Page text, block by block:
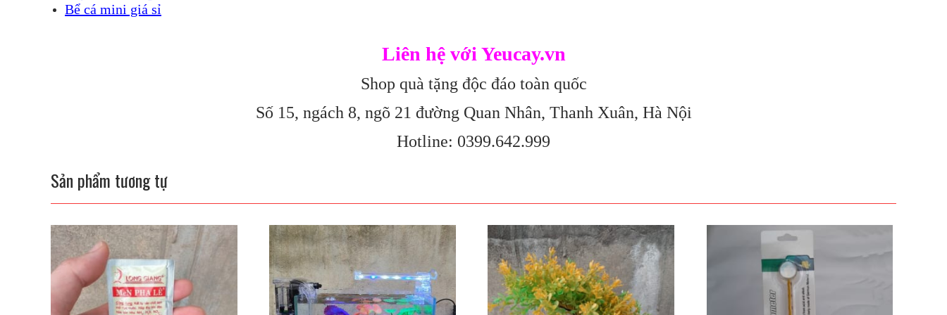
Bể cá mini giá sỉ
Liên hệ với Yeucay.vn
Shop quà tặng độc đáo toàn quốc
Số 15, ngách 8, ngõ 21 đường Quan Nhân, Thanh Xuân, Hà Nội
Hotline: 0399.642.999
Sản phẩm tương tự